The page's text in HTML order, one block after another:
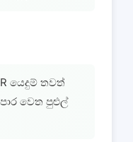
යෙදුම් තවත්
වෙත පුළුල්